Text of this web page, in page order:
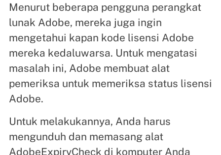
Menurut beberapa pengguna perangkat
lunak Adobe, mereka juga ingin
mengetahui kapan kode lisensi Adobe
mereka kedaluwarsa. Untuk mengatasi
masalah ini, Adobe membuat alat
pemeriksa untuk memeriksa status lisensi
Adobe.
Untuk melakukannya, Anda harus
mengunduh dan memasang alat
AdobeExpiryCheck di komputer Anda